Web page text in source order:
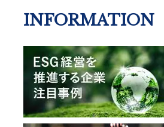
INFORMATION